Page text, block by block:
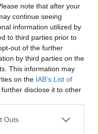
note that after your
continue seeing
information utilized by
to third parties prior to
out of the further
by third parties on the
This information may
on the IAB’s List of
disclose it to other
Outs